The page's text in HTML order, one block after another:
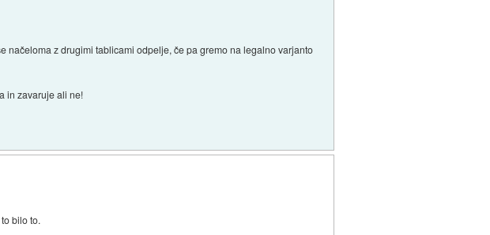
načeloma z drugimi tablicami odpelje, če pa gremo na legalno varjanto
in zavaruje ali ne!
bilo to.